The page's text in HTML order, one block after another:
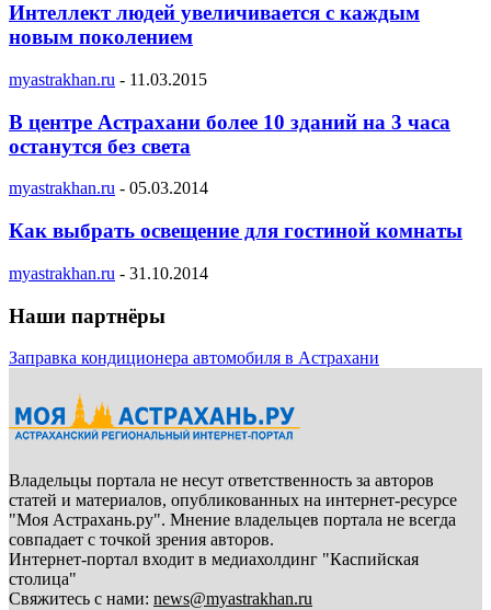
Интеллект людей увеличивается с каждым
новым поколением
myastrakhan.ru - 11.03.2015
В центре Астрахани более 10 зданий на 3 часа
останутся без света
myastrakhan.ru - 05.03.2014
Как выбрать освещение для гостиной комнаты
myastrakhan.ru - 31.10.2014
Наши партнёры
Заправка кондиционера автомобиля в Астрахани
Владельцы портала не несут ответственность за авторов
статей и материалов, опубликованных на интернет-ресурсе
"Моя Астрахань.ру". Мнение владельцев портала не всегда
совпадает с точкой зрения авторов.
Интернет-портал входит в медиахолдинг "Каспийская
столица"
Свяжитесь с нами: news@myastrakhan.ru